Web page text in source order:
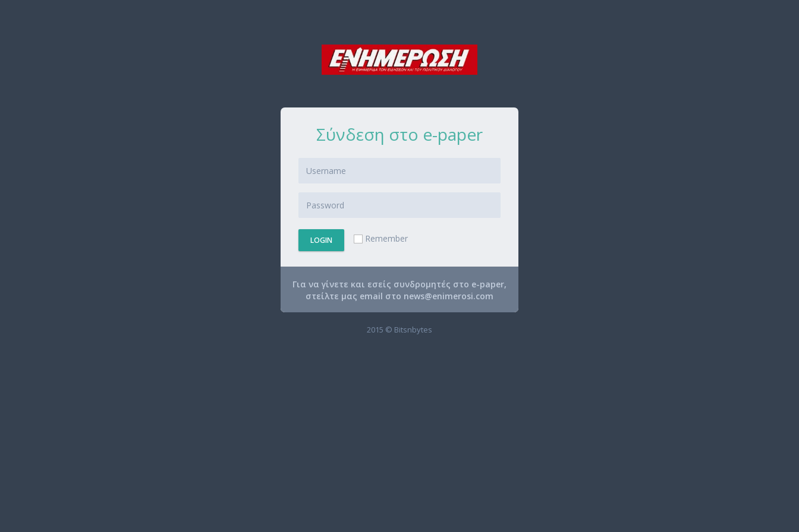
Σύνδεση στο e-paper
LOGIN Remember
Για να γίνετε και εσείς συνδρομητές στο e-paper,
στείλτε μας email στο news@enimerosi.com
2015 © Bitsnbytes